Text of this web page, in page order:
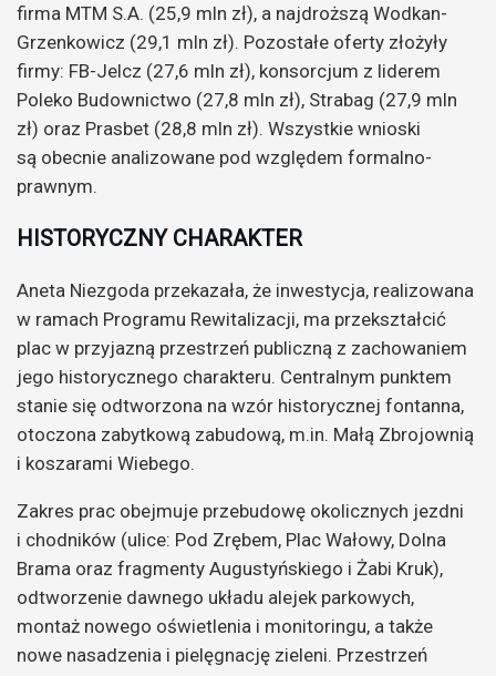
firma MTM S.A. (25,9 mln zł), a najdroższą Wodkan-
Grzenkowicz (29,1 mln zł). Pozostałe oferty złożyły
firmy: FB-Jelcz (27,6 mln zł), konsorcjum z liderem
Poleko Budownictwo (27,8 mln zł), Strabag (27,9 mln
zł) oraz Prasbet (28,8 mln zł). Wszystkie wnioski
są obecnie analizowane pod względem formalno-
prawnym.
HISTORYCZNY CHARAKTER
Aneta Niezgoda przekazała, że inwestycja, realizowana
w ramach Programu Rewitalizacji, ma przekształcić
plac w przyjazną przestrzeń publiczną z zachowaniem
jego historycznego charakteru. Centralnym punktem
stanie się odtworzona na wzór historycznej fontanna,
otoczona zabytkową zabudową, m.in. Małą Zbrojownią
i koszarami Wiebego.
Zakres prac obejmuje przebudowę okolicznych jezdni
i chodników (ulice: Pod Zrębem, Plac Wałowy, Dolna
Brama oraz fragmenty Augustyńskiego i Żabi Kruk),
odtworzenie dawnego układu alejek parkowych,
montaż nowego oświetlenia i monitoringu, a także
nowe nasadzenia i pielęgnację zieleni. Przestrzeń